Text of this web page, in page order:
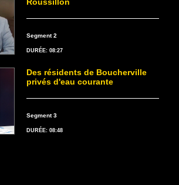
Segment 2
DURÉE: 08:27
Des résidents de Boucherville
privés d'eau courante
Segment 3
DURÉE: 08:48